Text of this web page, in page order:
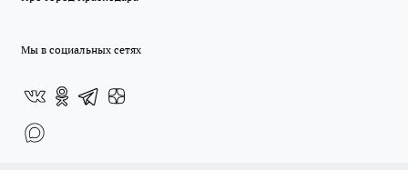
Мы в социальных сетях